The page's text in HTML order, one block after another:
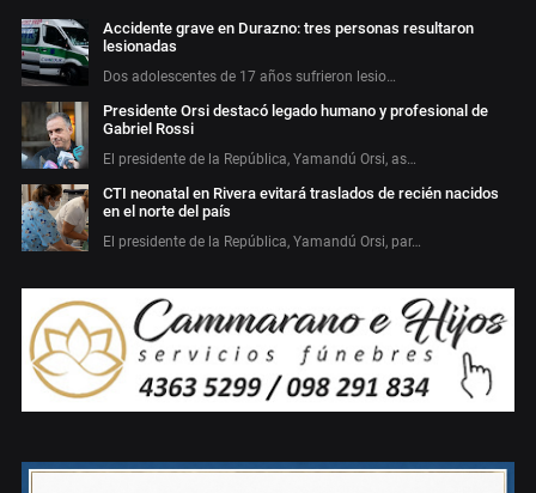
Accidente grave en Durazno: tres personas resultaron
lesionadas
Dos adolescentes de 17 años sufrieron lesio…
Presidente Orsi destacó legado humano y profesional de
Gabriel Rossi
El presidente de la República, Yamandú Orsi, as…
CTI neonatal en Rivera evitará traslados de recién nacidos
en el norte del país
El presidente de la República, Yamandú Orsi, par…